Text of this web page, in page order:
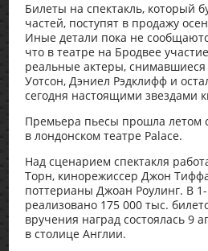
Билеты на спектакль, который
частей, поступят в продажу
Иные детали пока не
что в театре на Бродвее
реальные актеры,
Уотсон, Дэниел Рэдклифф и
сегодня настоящими звездами
Премьера пьесы прошла летом
в лондонском театре Palace.
Над сценарием спектакля
Торн, кинорежиссер Джон
поттерианы Джоан Роулинг. В
реализовано 175 000 тыс.
вручения наград состоялась 9
в столице Англии.